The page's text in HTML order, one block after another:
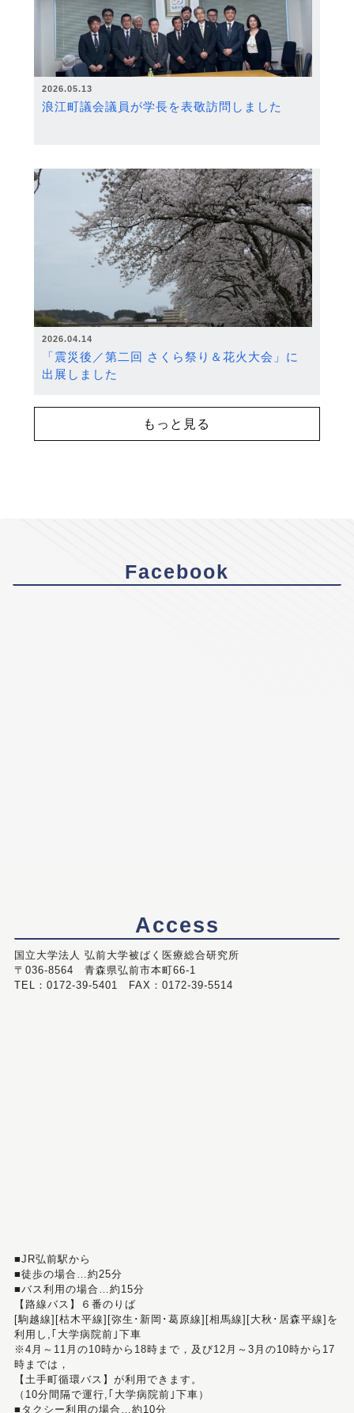
2026.05.13
浪江町議会議員が学長を表敬訪問しました
2026.04.14
「震災後／第二回 さくら祭り＆花火大会」に
出展しました
もっと見る
Facebook
Access
国立大学法人 弘前大学被ばく医療総合研究所
〒036-8564 青森県弘前市本町66-1
TEL：0172-39-5401 FAX：0172-39-5514
■JR弘前駅から
■徒歩の場合…約25分
■バス利用の場合…約15分
【路線バス】６番のりば
[駒越線][枯木平線][弥生･新岡･葛原線][相馬線][大秋･居森平線]を
利用し,｢大学病院前｣下車
※4月～11月の10時から18時まで，及び12月～3月の10時から17
時までは，
【土手町循環バス】が利用できます。
（10分間隔で運行,｢大学病院前｣下車）
■タクシー利用の場合…約10分